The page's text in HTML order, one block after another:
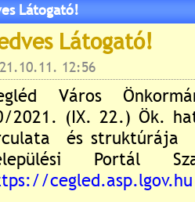
Értékelés: 5/3
Még nincsenek hozzászólások
Új hozzászólás:
Kérjük jelentkezzen be,
Látogató!